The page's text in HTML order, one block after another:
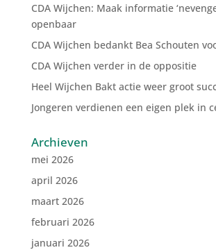
CDA Wijchen: Maak informatie
openbaar
CDA Wijchen bedankt Bea Schouten
CDA Wijchen verder in de oppositie
Heel Wijchen Bakt actie weer groot
Jongeren verdienen een eigen plek in
Archieven
mei 2026
april 2026
maart 2026
februari 2026
januari 2026